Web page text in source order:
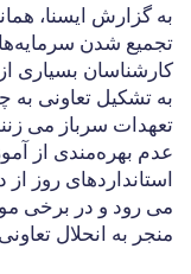
به گزارش ایسنا،
تجمیع شدن
کارشناسان بسیاری
به تشکیل تعاونی
تعهدات سرباز می
عدم بهره‌مندی از
استانداردهای روز
می رود و در برخی
منجر به انحلال